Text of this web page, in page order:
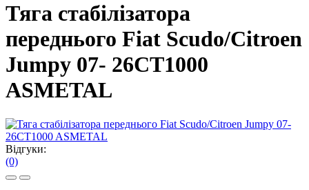
Тяга стабілізатора
переднього Fiat Scudo/Citroen
Jumpy 07- 26CT1000
ASMETAL
Відгуки:
(0)